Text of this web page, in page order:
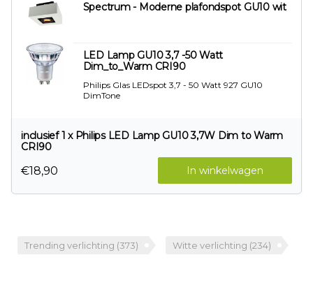
Spectrum - Moderne plafondspot GU10 wit
LED Lamp GU10 3,7 -50 Watt
Dim_to_Warm CRI90
Philips Glas LEDspot 3,7 - 50 Watt 927 GU10
DimTone
inclusief 1 x Philips LED Lamp GU10 3,7W Dim to Warm
CRI90
In winkelwagen
€18,90
Trending verlichting (373) Witte verlichting (234)